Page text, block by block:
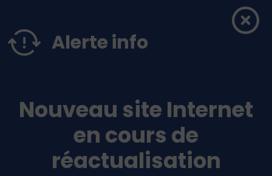
Alerte info
Nouveau site Internet
en cours de
réactualisation